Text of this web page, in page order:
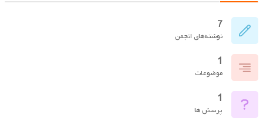
7
نوشته‌های انجمن
1
موضوعات
1
پرسش ها